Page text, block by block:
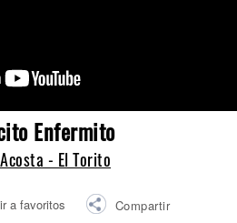
Enfermito
- El Torito
a favoritos Compartir